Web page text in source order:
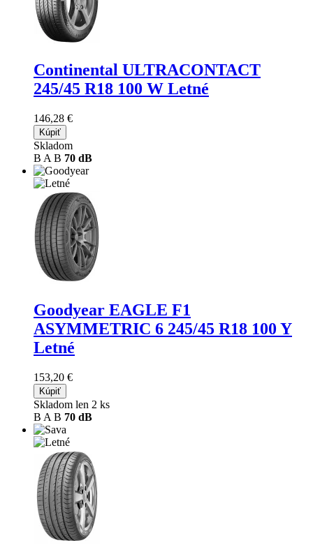
Continental ULTRACONTACT
245/45 R18 100 W Letné
146,28 €
Kúpiť
Skladom
B A B 70 dB
Goodyear EAGLE F1
ASYMMETRIC 6 245/45 R18 100 Y
Letné
153,20 €
Kúpiť
Skladom len 2 ks
B A B 70 dB